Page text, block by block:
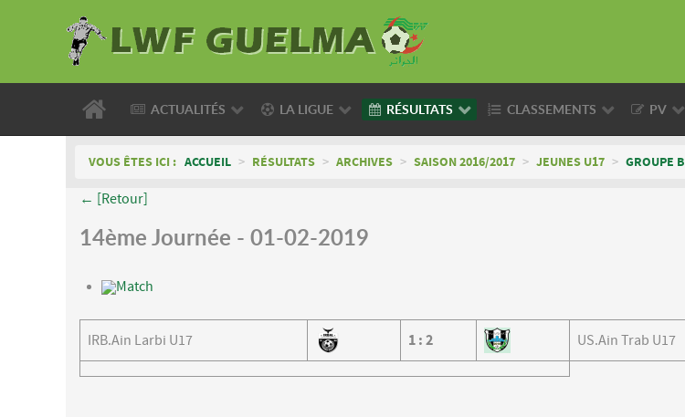
ACTUALITÉS LA LIGUE RÉSULTATS CLASSEMENTS PV
VOUS ÊTES ICI : ACCUEIL > RÉSULTATS > ARCHIVES > SAISON 2016/2017 > JEUNES U17 > GROUPE B
← [Retour]
14ème Journée - 01-02-2019
Match
IRB.Ain Larbi U17 1 : 2 US.Ain Trab U17